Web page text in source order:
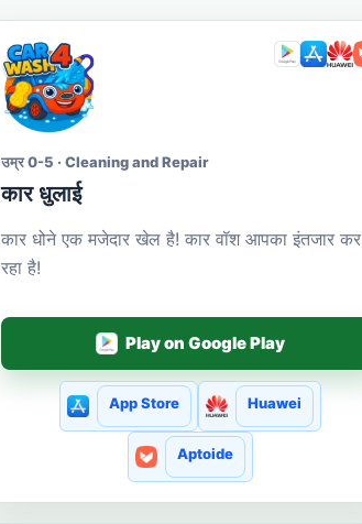
उम्र 0-5 · Cleaning and Repair
कार धुलाई
कार धोने एक मजेदार खेल है! कार वॉश आपका इंतजार कर
रहा है!
Play on Google Play
App Store Huawei
Aptoide